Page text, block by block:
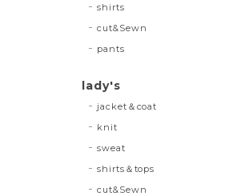
shirts
cut&Sewn
pants
lady's
jacket＆coat
knit
sweat
shirts＆tops
cut&Sewn